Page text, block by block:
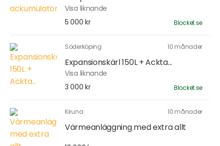
Visa liknande
5 000 kr
Blocket.se
Söderköping 10 månader
Expansionskärl 150L + Ackta...
Visa liknande
3 000 kr
Blocket.se
Kiruna 10 månader
Värmeanläggning med extra allt